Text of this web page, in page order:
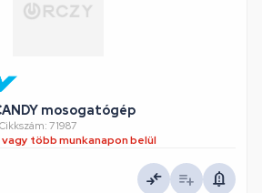
mosogatógép
Cikkszám: 71987
több munkanapon belül